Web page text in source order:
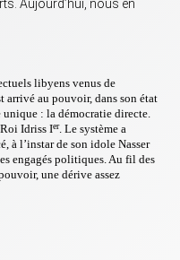
Aujourd’hui, nous en
libyens venus de
arrivé au pouvoir, dans son état
unique : la démocratie directe.
Idriss Ier. Le système a
à l’instar de son idole Nasser
engagés politiques. Au fil des
une dérive assez